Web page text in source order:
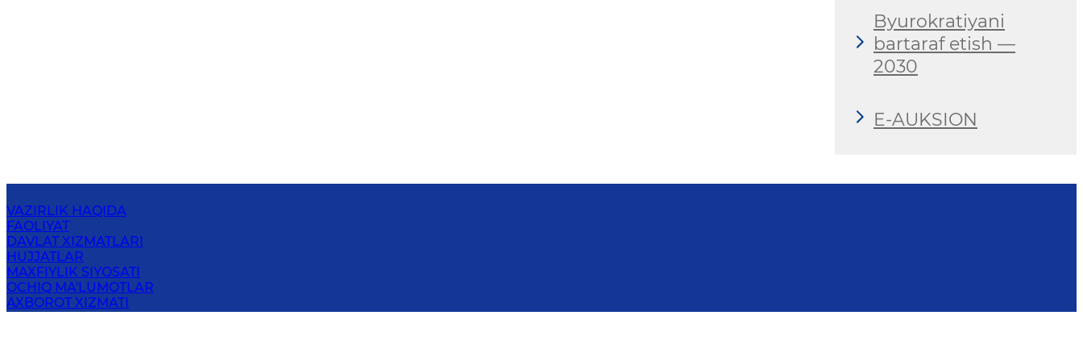
Byurokratiyani
bartaraf etish —
2030
E-AUKSION
VAZIRLIK HAQIDA
FAOLIYAT
DAVLAT XIZMATLARI
HUJJATLAR
MAXFIYLIK SIYOSATI
OCHIQ MA'LUMOTLAR
AXBOROT XIZMATI